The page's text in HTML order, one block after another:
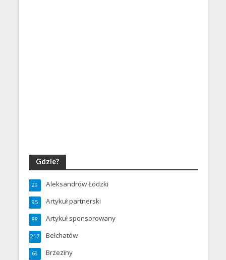
Gdzie?
Aleksandrów Łódzki
29
Artykuł partnerski
95
Artykuł sponsorowany
88
Bełchatów
217
Brzeziny
69